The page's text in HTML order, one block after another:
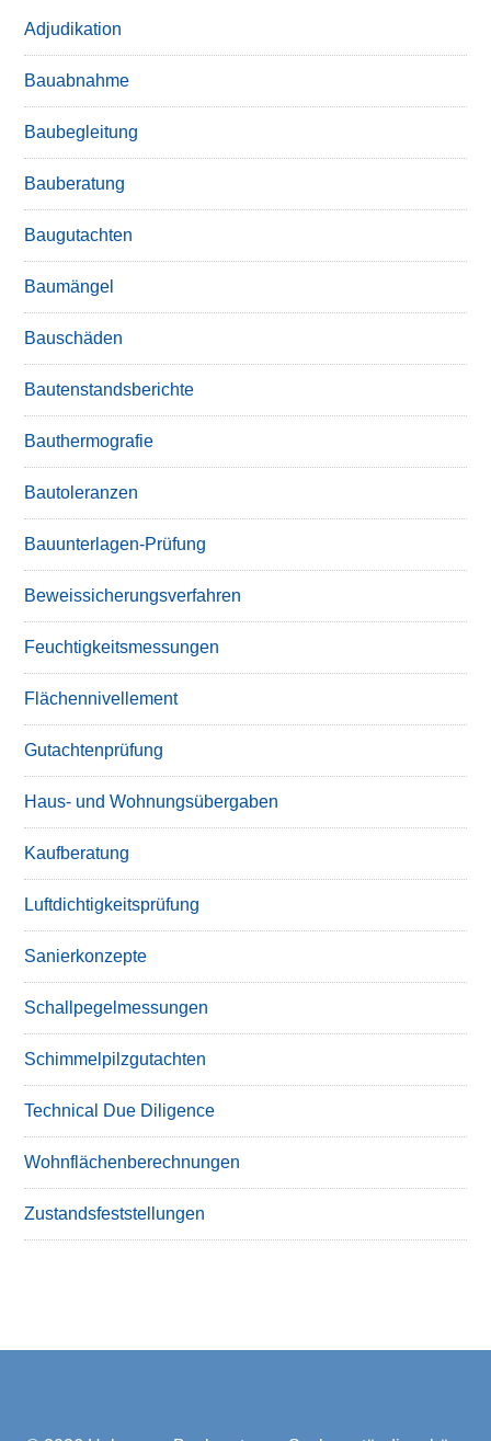
Adjudikation
Bauabnahme
Baubegleitung
Bauberatung
Baugutachten
Baumängel
Bauschäden
Bautenstandsberichte
Bauthermografie
Bautoleranzen
Bauunterlagen-Prüfung
Beweissicherungsverfahren
Feuchtigkeitsmessungen
Flächennivellement
Gutachtenprüfung
Haus- und Wohnungsübergaben
Kaufberatung
Luftdichtigkeitsprüfung
Sanierkonzepte
Schallpegelmessungen
Schimmelpilzgutachten
Technical Due Diligence
Wohnflächenberechnungen
Zustandsfeststellungen